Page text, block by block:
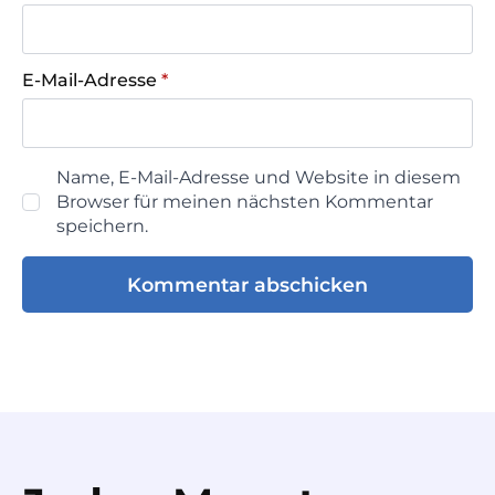
E-Mail-Adresse *
Name, E-Mail-Adresse und Website in diesem
Browser für meinen nächsten Kommentar
speichern.